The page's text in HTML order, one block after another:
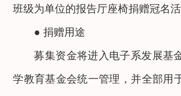
班级为单位的报告厅座椅捐赠冠名活
● 捐赠用途
募集资金将进入电子系发展基
学教育基金会统一管理，并全部用